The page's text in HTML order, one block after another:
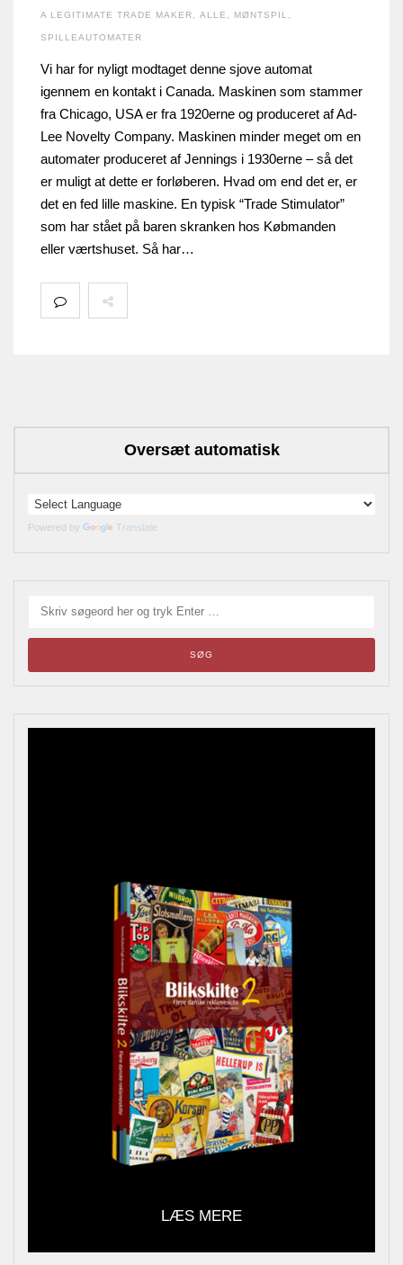
A LEGITIMATE TRADE MAKER ALLE MØNTSPIL
SPILLEAUTOMATER
Vi har for nyligt modtaget denne sjove automat
igennem en kontakt i Canada. Maskinen som stammer
fra Chicago, USA er fra 1920erne og produceret af Ad-
Lee Novelty Company. Maskinen minder meget om en
automater produceret af Jennings i 1930erne – så det
er muligt at dette er forløberen. Hvad om end det er, er
det en fed lille maskine. En typisk “Trade Stimulator”
som har stået på baren skranken hos Købmanden
eller værtshuset. Så har…
Oversæt automatisk
Powered by Translate
LÆS MERE